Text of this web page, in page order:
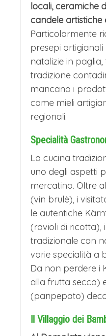
locali, ceramiche
candele artistiche
Particolarmente
presepi
natalizie in
tradizione
mancano i
come mieli
regionali.
Specialità
La cucina
uno degli aspetti
mercatino. Oltre
(vin brulè), i
le autentiche
(ravioli di ricotta),
tradizionale con
varie specialità a
Da non perdere i
alla frutta secca)
(panpepato)
Il Villaggio dei